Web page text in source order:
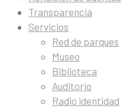
Transparencia
Servicios
Red de parques
Museo
Biblioteca
Auditorio
Radio identidad